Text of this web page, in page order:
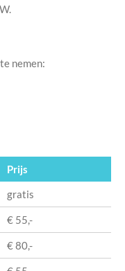
nemen:
Prijs
gratis
€ 55,-
€ 80,-